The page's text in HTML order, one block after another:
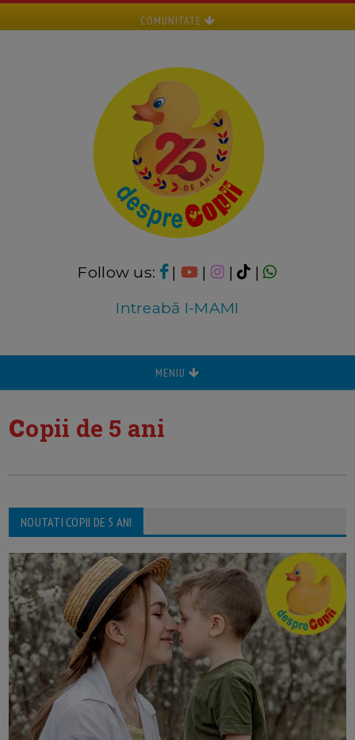
COMUNITATE
Follow us: | | |
|
Intreabă I-MAMI
MENIU
copii de 5 ani
NOUTATI COPII DE 5 ANI